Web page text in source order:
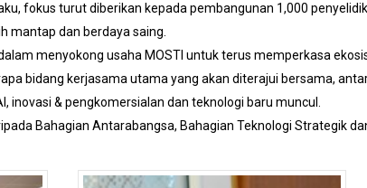
fokus turut diberikan kepada pembangunan 1,000
mantap dan berdaya saing.
menyokong usaha MOSTI untuk terus memperkasa
bidang kerjasama utama yang akan diterajui bersama,
inovasi & pengkomersialan dan teknologi baru muncul.
Bahagian Antarabangsa, Bahagian Teknologi Strategik